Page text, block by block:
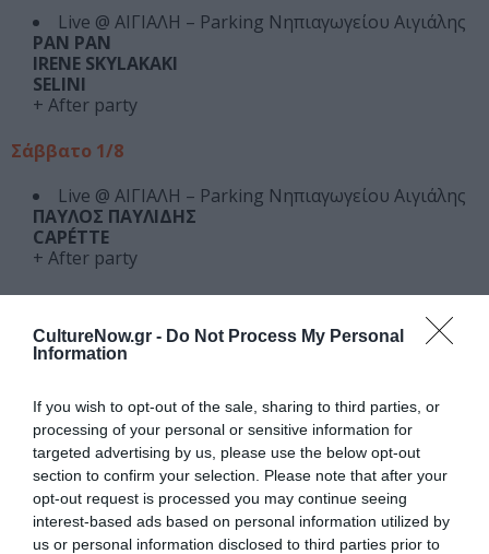
CultureNow.gr - Do Not Process My Personal
Information
If you wish to opt-out of the sale, sharing to third parties, or
processing of your personal or sensitive information for
targeted advertising by us, please use the below opt-out
section to confirm your selection. Please note that after your
opt-out request is processed you may continue seeing
interest-based ads based on personal information utilized by
us or personal information disclosed to third parties prior to
Live @ ΑΙΓΙΑΛΗ – Parking Νηπιαγωγείου Αιγιάλης
PAN PAN
IRENE SKYLAKAKI
SELINI
+ After party
Σάββατο 1/8
Live @ ΑΙΓΙΑΛΗ – Parking Νηπιαγωγείου Αιγιάλης
ΠΑΥΛΟΣ ΠΑΥΛΙΔΗΣ
CAPÉΤΤΕ
+ After party
Live @ ΑΙΓΙΑΛΗ – Parking Νηπιαγωγείου Αιγιάλης
HATEMOST
TSAKI
Δευτέρα 3/8
Λαγκάδα: SUNSET closing Party